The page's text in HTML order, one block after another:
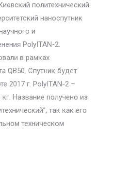
политехнический
наноспутник
и
PolyITAN-2.
в рамках
QB50. Спутник будет
2017 г. PolyITAN-2 –
Название получено из
так как его
техническом